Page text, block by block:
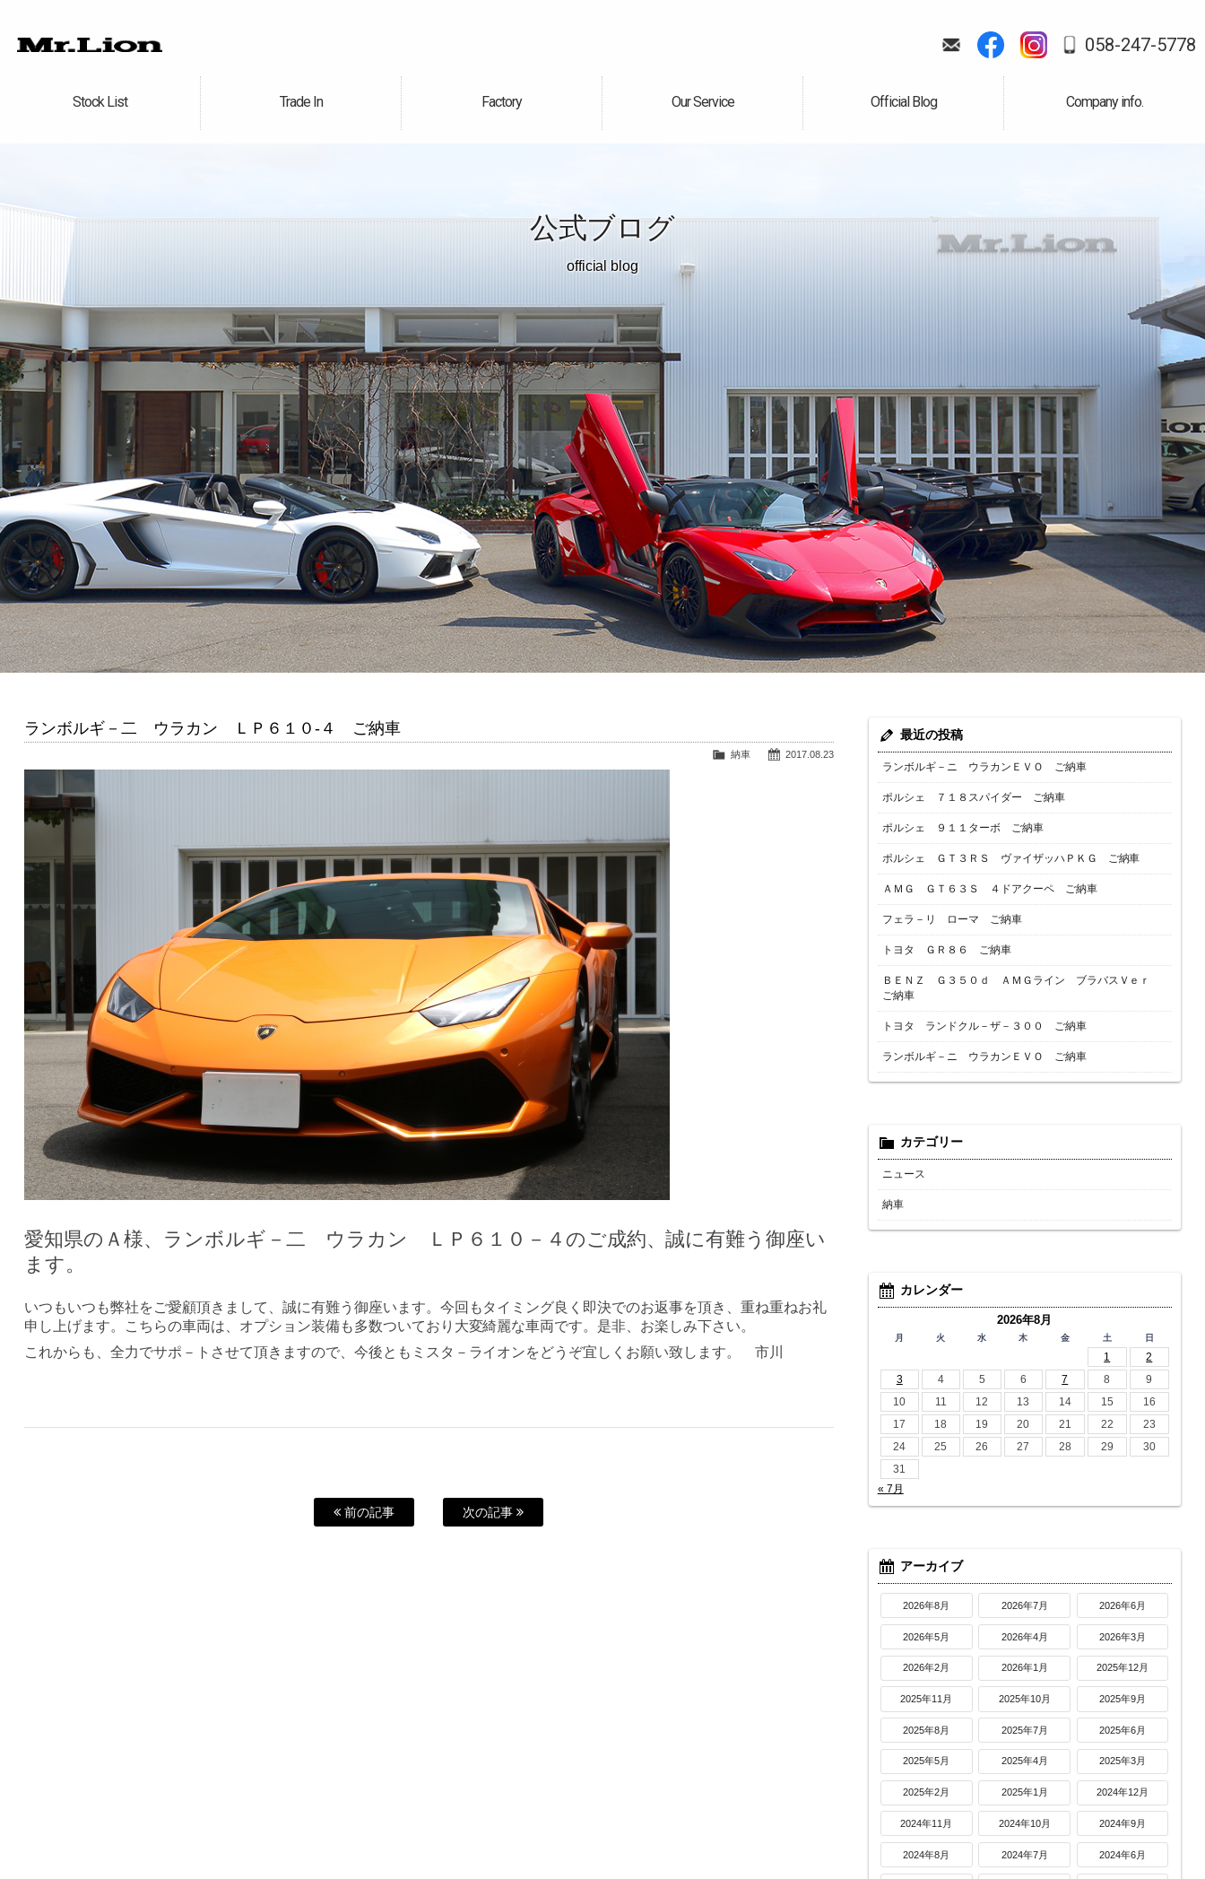
058-247-5778
Stock List
在庫車情報 Trade In
買取無料査定 Factory
自社工場 Our Service
サービス案内 Official Blog
公式ブログ Company info.
会社案内
公式ブログ
official blog
ランボルギ－二 ウラカン ＬＰ６１０-４ ご納車
2017.08.23
納車
愛知県のＡ様、ランボルギ－二 ウラカン ＬＰ６１０－４のご成約、誠に有難う御座い
ます。
いつもいつも弊社をご愛顧頂きまして、誠に有難う御座います。今回もタイミング良く即決でのお返事を頂き、重ね重ねお礼
申し上げます。こちらの車両は、オプション装備も多数ついており大変綺麗な車両です。是非、お楽しみ下さい。
これからも、全力でサポ－トさせて頂きますので、今後ともミスタ－ライオンをどうぞ宜しくお願い致します。 市川
前の記事 次の記事
最近の投稿
ランボルギ－ニ ウラカンＥＶＯ ご納車
ポルシェ ７１８スパイダー ご納車
ポルシェ ９１１ターボ ご納車
ポルシェ ＧＴ３ＲＳ ヴァイザッハＰＫＧ ご納車
ＡＭＧ ＧＴ６３Ｓ ４ドアクーペ ご納車
フェラ－リ ローマ ご納車
トヨタ ＧＲ８６ ご納車
ＢＥＮＺ Ｇ３５０ｄ ＡＭＧライン ブラバスＶｅｒ
ご納車
トヨタ ランドクル－ザ－３００ ご納車
ランボルギ－ニ ウラカンＥＶＯ ご納車
カテゴリー
ニュース
納車
カレンダー
2026年8月
月 火 水 木 金 土 日
1
2
3
4 5 6 7 8
9
10
11 12 13 14 15
16
17
18 19 20 21 22
23
24
25 26 27 28 29
30
31
« 7月
アーカイブ
2026年8月 2026年7月 2026年6月
2026年5月 2026年4月 2026年3月
2026年2月 2026年1月 2025年12月
2025年11月 2025年10月 2025年9月
2025年8月 2025年7月 2025年6月
2025年5月 2025年4月 2025年3月
2025年2月 2025年1月 2024年12月
2024年11月 2024年10月 2024年9月
2024年8月 2024年7月 2024年6月